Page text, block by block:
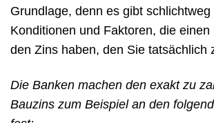
Grundlage, denn es gibt schlichtweg
Konditionen und Faktoren, die einen
den Zins haben, den Sie tatsächlich
Die Banken machen den exakt zu
Bauzins zum Beispiel an den